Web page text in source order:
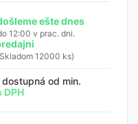
ešte dnes
12:00 v prac. dni.
12000 ks)
od min.
DPH